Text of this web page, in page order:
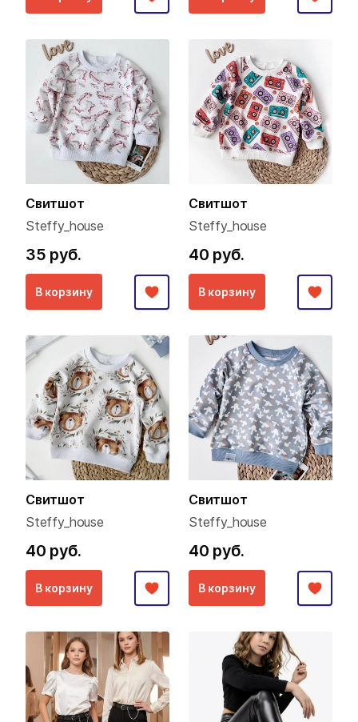
Свитшот
Steffy_house
35 руб.
В корзину
Свитшот
Steffy_house
40 руб.
В корзину
Свитшот
Steffy_house
40 руб.
В корзину
Свитшот
Steffy_house
40 руб.
В корзину